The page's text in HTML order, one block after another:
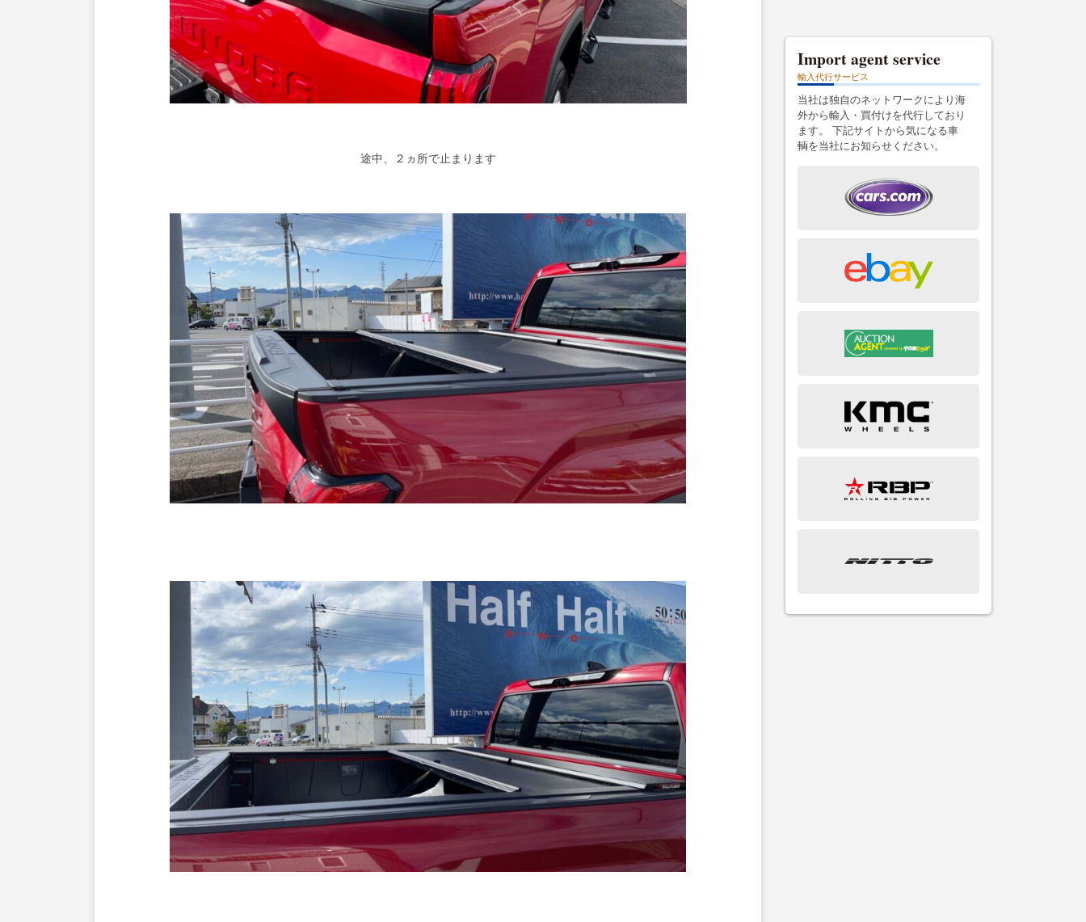
途中、２ヵ所で止まります
Import agent service
輸入代行サービス
当社は独自のネットワークにより海
外から輸入・買付けを代行しており
ます。 下記サイトから気になる車
輌を当社にお知らせください。